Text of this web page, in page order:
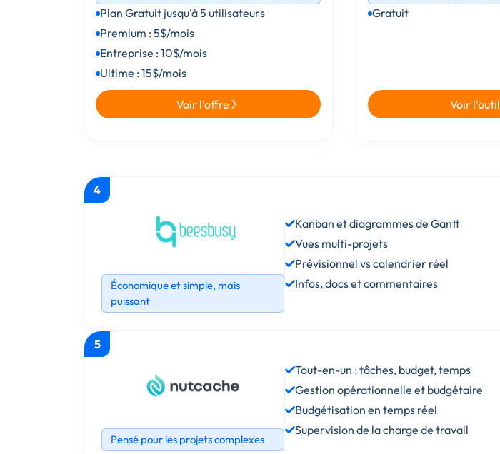
Gratuit
Voir l'outil
Plan Gratuit jusqu'à 5 utilisateurs
Premium : 5$/mois
Entreprise : 10$/mois
Ultime : 15$/mois
Voir l'offre
4
Économique et simple, mais
puissant
Kanban et diagrammes de Gantt
Vues multi-projets
Prévisionnel vs calendrier réel
Infos, docs et commentaires
5
Pensé pour les projets complexes
Tout-en-un : tâches, budget, temps
Gestion opérationnelle et budgétaire
Budgétisation en temps réel
Supervision de la charge de travail